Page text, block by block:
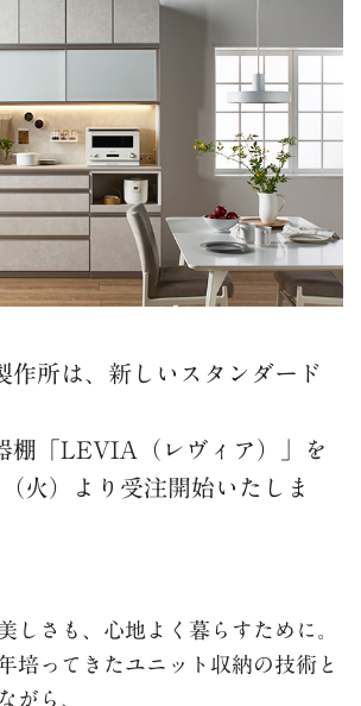
作所は、新しいスタンダード
棚「LEVIA（レヴィア）」を
火）より受注開始いたしま
しさも、心地よく暮らすために。
培ってきたユニット収納の技術と
がら、